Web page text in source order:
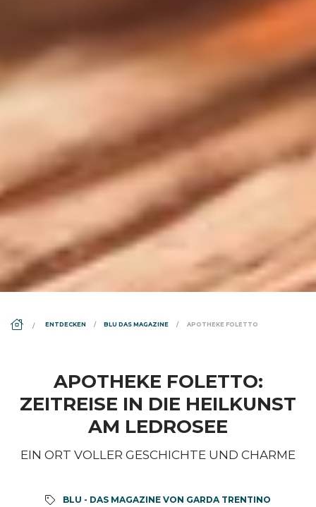
DS_BREADCRUMB.HOME
ENTDECKEN BLU DAS MAGAZINE APOTHEKE FOLETTO
APOTHEKE FOLETTO:
ZEITREISE IN DIE HEILKUNST
AM LEDROSEE
EIN ORT VOLLER GESCHICHTE UND CHARME
BLU - DAS MAGAZINE VON GARDA TRENTINO